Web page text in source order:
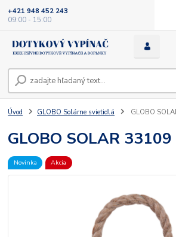
+421 948 452 243
09:00 - 15:00
Úvod GLOBO Solárne svietidlá GLOBO
GLOBO SOLAR 33109
Novinka Akcia